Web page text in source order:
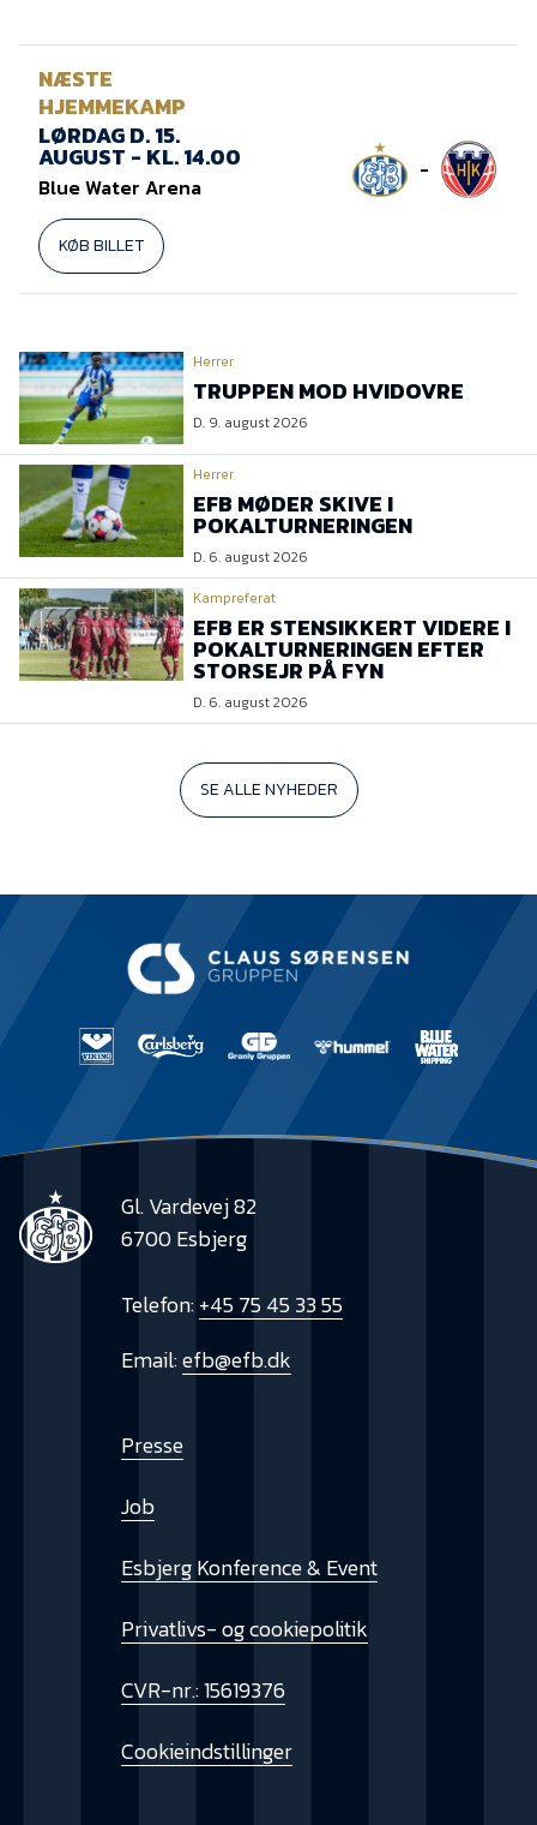
NÆSTE
HJEMMEKAMP
LØRDAG D. 15.
AUGUST - KL. 14.00
Blue Water Arena
KØB BILLET
-
Herrer
TRUPPEN MOD HVIDOVRE
D. 9. august 2026
Herrer
EFB MØDER SKIVE I
POKALTURNERINGEN
D. 6. august 2026
Kampreferat
EFB ER STENSIKKERT VIDERE I
POKALTURNERINGEN EFTER
STORSEJR PÅ FYN
D. 6. august 2026
SE ALLE NYHEDER
Gl. Vardevej 82
6700 Esbjerg
Telefon:+45 75 45 33 55
Email:efb@efb.dk
Presse
Job
Esbjerg Konference & Event
Privatlivs- og cookiepolitik
CVR-nr.: 15619376
Cookieindstillinger